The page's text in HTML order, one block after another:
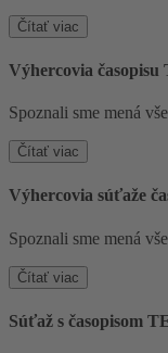
Čítať viac
Výhercovia
Spoznali sme mená
Čítať viac
Výhercovia súťaže
Spoznali sme mená
Čítať viac
Súťaž s časopisom